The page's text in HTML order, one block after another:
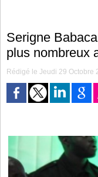
Serigne
plus nombreux
Rédigé le Jeudi 29